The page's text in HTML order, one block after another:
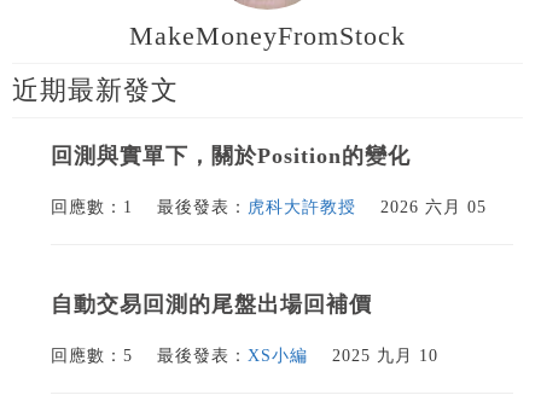
MakeMoneyFromStock
近期最新發文
回測與實單下，關於Position的變化
回應數：1 最後發表： 虎科大許教授 2026 六月 05
自動交易回測的尾盤出場回補價
回應數：5 最後發表： XS小編 2025 九月 10